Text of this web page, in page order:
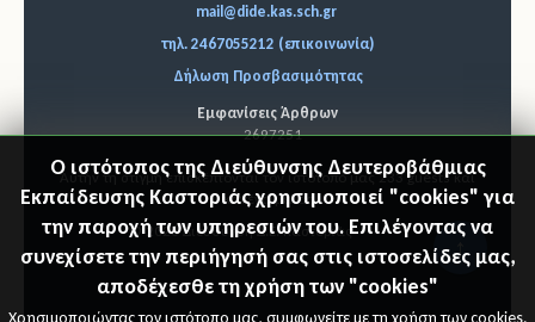
mail@dide.kas.sch.gr
τηλ. 2467055212 (επικοινωνία)
Δήλωση Προσβασιμότητας
Εμφανίσεις Άρθρων
2697251
Αυτήν τη στιγμή επισκέπτονται τον ιστότοπό μας 233 guests και
κανένα μέλος
Ο ιστότοπος της Διεύθυνσης Δευτεροβάθμιας
Εκπαίδευσης Καστοριάς χρησιμοποιεί "cookies" για
την παροχή των υπηρεσιών του. Επιλέγοντας να
συνεχίσετε την περιήγησή σας στις ιστοσελίδες μας,
αποδέχεσθε τη χρήση των "cookies"
Χρησιμοποιώντας τον ιστότοπο μας, συμφωνείτε με τη χρήση των cookies.
"Επιστ
© 2026 Διεύθυνση Δ.Ε. Καστοριάς